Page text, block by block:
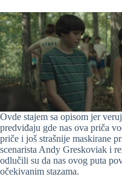
Ovde stajem sa opisom jer
predviđaju gde nas ova priča
priče i još strašnije maskirane
scenarista Andy Greskoviak i
odlučili su da nas ovog puta
očekivanim stazama.